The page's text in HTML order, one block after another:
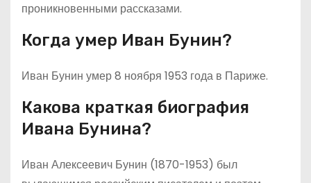
проникновенными рассказами.
Когда умер Иван Бунин?
Иван Бунин умер 8 ноября 1953 года в Париже.
Какова краткая биография
Ивана Бунина?
Иван Алексеевич Бунин (1870-1953) был